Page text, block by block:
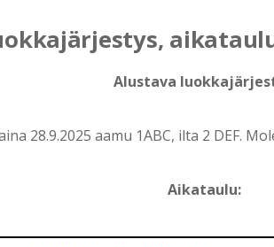
Alustava
28.9.2025 aamu 1ABC, ilta 2 DEF.
Aikataulu: